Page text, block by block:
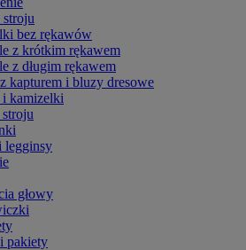
stroju
bez rękawów
z krótkim rękawem
z długim rękawem
kapturem i bluzy dresowe
kamizelki
legginsy
głowy
pakiety